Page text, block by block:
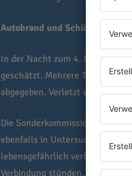
Autobrand und Schüsse
In der Nacht zum 4. Mai
geschätzt. Mehrere Tage
abgegeben. Verletzt wurde
Die Sonderkommission
ebenfalls in Untersuchungshaft
lebensgefährlich verletzt zu
Verbindung stünden, sagte ein